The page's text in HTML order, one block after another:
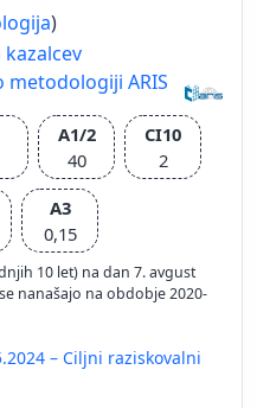
)
ARIS
A1/2
40
CI10
2
A3
0,15
10 let) na dan 7. avgust
nanašajo na obdobje 2020-
– Ciljni raziskovalni